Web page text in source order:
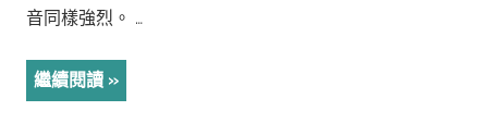
音同樣強烈。 …
繼續閱讀